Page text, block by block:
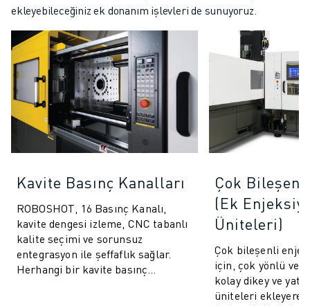
ekleyebileceğiniz ek donanım işlevleri de sunuyoruz.
Kavite Basınç Kanalları
ROBOSHOT, 16 Basınç Kanalı,
kavite dengesi izleme, CNC tabanlı
kalite seçimi ve sorunsuz
entegrasyon ile şeffaflık sağlar.
Herhangi bir kavite basınç
Çok
(Ek
Üniteleri)
Çok bileşenli
için, çok yönlü ve
kolay dikey ve
üniteleri ekleyerek